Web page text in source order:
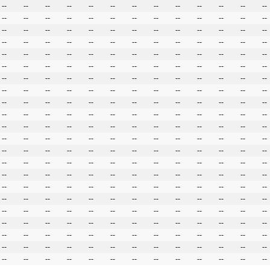
-- -- -- -- -- -- -- -- -- -- -- --
--
-- -- -- -- -- -- -- -- -- -- -- --
--
-- -- -- -- -- -- -- -- -- -- -- --
--
-- -- -- -- -- -- -- -- -- -- -- --
--
-- -- -- -- -- -- -- -- -- -- -- --
--
-- -- -- -- -- -- -- -- -- -- -- --
--
-- -- -- -- -- -- -- -- -- -- -- --
--
-- -- -- -- -- -- -- -- -- -- -- --
--
-- -- -- -- -- -- -- -- -- -- -- --
--
-- -- -- -- -- -- -- -- -- -- -- --
--
-- -- -- -- -- -- -- -- -- -- -- --
--
-- -- -- -- -- -- -- -- -- -- -- --
--
-- -- -- -- -- -- -- -- -- -- -- --
--
-- -- -- -- -- -- -- -- -- -- -- --
--
-- -- -- -- -- -- -- -- -- -- -- --
--
-- -- -- -- -- -- -- -- -- -- -- --
--
-- -- -- -- -- -- -- -- -- -- -- --
--
-- -- -- -- -- -- -- -- -- -- -- --
--
-- -- -- -- -- -- -- -- -- -- -- --
--
-- -- -- -- -- -- -- -- -- -- -- --
--
-- -- -- -- -- -- -- -- -- -- -- --
--
-- -- -- -- -- -- -- -- -- -- -- -- --